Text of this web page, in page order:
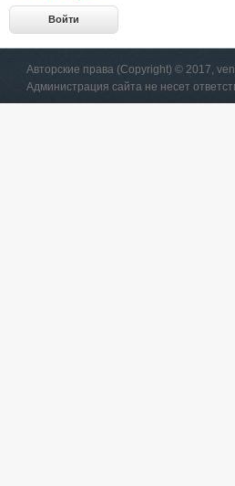
Авторские права (Copyright) © 2017,
Администрация сайта не несет